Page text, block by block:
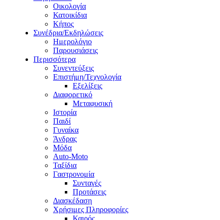
Οικολογία
Κατοικίδια
Κήπος
Συνέδρια/Εκδηλώσεις
Ημερολόγιο
Παρουσιάσεις
Περισσότερα
Συνεντεύξεις
Επιστήμη/Τεχνολογία
Εξελίξεις
Διαφορετικό
Μεταφυσική
Ιστορία
Παιδί
Γυναίκα
Άνδρας
Μόδα
Auto-Moto
Ταξίδια
Γαστρονομία
Συνταγές
Προτάσεις
Διασκέδαση
Χρήσιμες Πληροφορίες
Καιρός